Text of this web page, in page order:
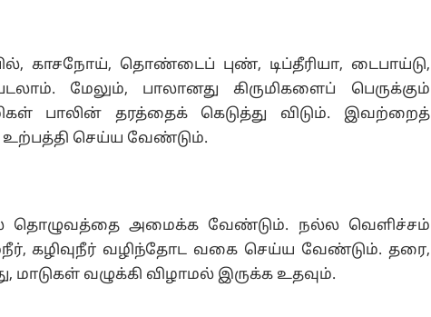
காசநோய், தொண்டைப் புண், டிப்தீரியா, டைபாய்டு,
மேலும், பாலானது கிருமிகளைப் பெருக்கும்
பாலின் தரத்தைக் கெடுத்து விடும். இவற்றைத்
உற்பத்தி செய்ய வேண்டும்.
தொழுவத்தை அமைக்க வேண்டும். நல்ல வெளிச்சம்
கழிவுநீர் வழிந்தோட வகை செய்ய வேண்டும். தரை,
வழுக்கி விழாமல் இருக்க உதவும்.